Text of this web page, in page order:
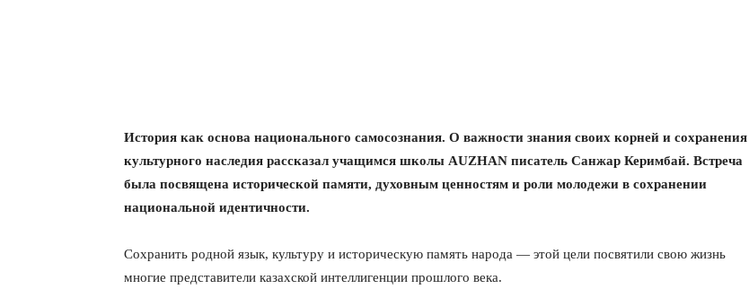
История как основа национального самосознания. О важности знания своих корней и сохранения
культурного наследия рассказал учащимся школы AUZHAN писатель Санжар Керимбай. Встреча
была посвящена исторической памяти, духовным ценностям и роли молодежи в сохранении
национальной идентичности.
Сохранить родной язык, культуру и историческую память народа — этой цели посвятили свою жизнь
многие представители казахской интеллигенции прошлого века.